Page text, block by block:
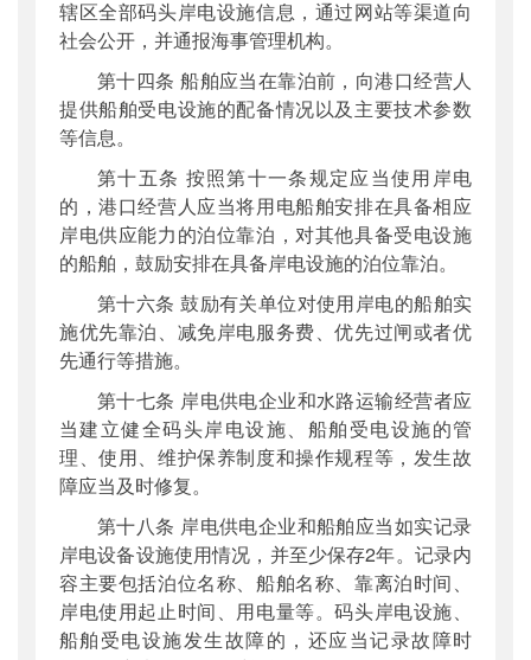
辖区全部码头岸电设施信息，通过网站等渠道向
社会公开，并通报海事管理机构。
第十四条 船舶应当在靠泊前，向港口经营人
提供船舶受电设施的配备情况以及主要技术参数
等信息。
第十五条 按照第十一条规定应当使用岸电
的，港口经营人应当将用电船舶安排在具备相应
岸电供应能力的泊位靠泊，对其他具备受电设施
的船舶，鼓励安排在具备岸电设施的泊位靠泊。
第十六条 鼓励有关单位对使用岸电的船舶实
施优先靠泊、减免岸电服务费、优先过闸或者优
先通行等措施。
第十七条 岸电供电企业和水路运输经营者应
当建立健全码头岸电设施、船舶受电设施的管
理、使用、维护保养制度和操作规程等，发生故
障应当及时修复。
第十八条 岸电供电企业和船舶应当如实记录
岸电设备设施使用情况，并至少保存2年。记录内
容主要包括泊位名称、船舶名称、靠离泊时间、
岸电使用起止时间、用电量等。码头岸电设施、
船舶受电设施发生故障的，还应当记录故障时